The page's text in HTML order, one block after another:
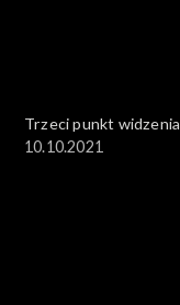
Trzeci punkt widzenia
10.10.2021